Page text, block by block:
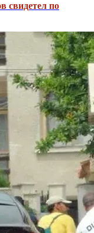
свидетел по